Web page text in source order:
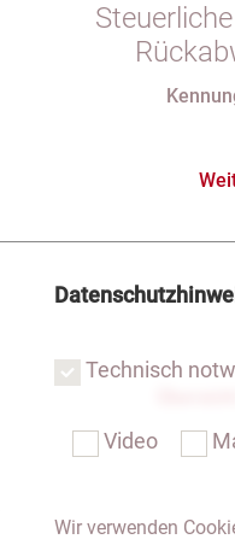
Technisch
Video
Wir verwenden